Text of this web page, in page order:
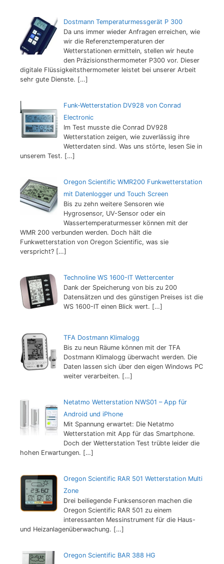
Dostmann Temperaturmessgerät P 300
Da uns immer wieder Anfragen erreichen, wie
wir die Referenztemperaturen der
Wetterstationen ermitteln, stellen wir heute
den Präzisionsthermometer P300 vor. Dieser
digitale Flüssigkeitsthermometer leistet bei unserer Arbeit
sehr gute Dienste. […]
Funk-Wetterstation DV928 von Conrad
Electronic
Im Test musste die Conrad DV928
Wetterstation zeigen, wie zuverlässig ihre
Wetterdaten sind. Was uns störte, lesen Sie in
unserem Test. […]
Oregon Scientific WMR200 Funkwetterstation
mit Datenlogger und Touch Screen
Bis zu zehn weitere Sensoren wie
Hygrosensor, UV-Sensor oder ein
Wassertemperaturmesser können mit der
WMR 200 verbunden werden. Doch hält die
Funkwetterstation von Oregon Scientific, was sie
verspricht? […]
Technoline WS 1600-IT Wettercenter
Dank der Speicherung von bis zu 200
Datensätzen und des günstigen Preises ist die
WS 1600-IT einen Blick wert. […]
TFA Dostmann Klimalogg
Bis zu neun Räume können mit der TFA
Dostmann Klimalogg überwacht werden. Die
Daten lassen sich über den eigen Windows PC
weiter verarbeiten. […]
Netatmo Wetterstation NWS01 – App für
Android und iPhone
Mit Spannung erwartet: Die Netatmo
Wetterstation mit App für das Smartphone.
Doch der Wetterstation Test trübte leider die
hohen Erwartungen. […]
Oregon Scientific RAR 501 Wetterstation Multi
Zone
Drei beiliegende Funksensoren machen die
Oregon Scientific RAR 501 zu einem
interessanten Messinstrument für die Haus-
und Heizanlagenüberwachung. […]
Oregon Scientific BAR 388 HG